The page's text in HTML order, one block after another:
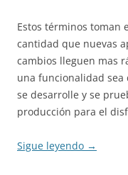
Estos términos toman
cantidad que nuevas
cambios lleguen mas
una funcionalidad sea
se desarrolle y se
producción para el
Sigue leyendo →